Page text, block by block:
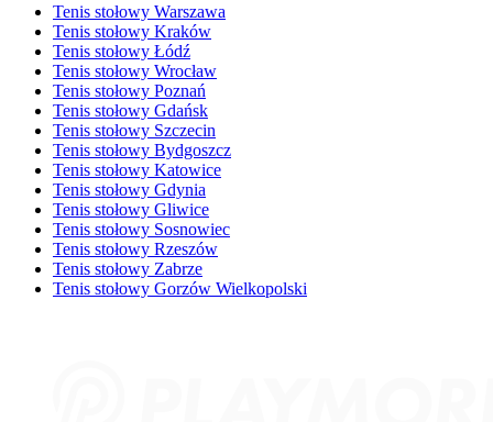
Tenis stołowy Warszawa
Tenis stołowy Kraków
Tenis stołowy Łódź
Tenis stołowy Wrocław
Tenis stołowy Poznań
Tenis stołowy Gdańsk
Tenis stołowy Szczecin
Tenis stołowy Bydgoszcz
Tenis stołowy Katowice
Tenis stołowy Gdynia
Tenis stołowy Gliwice
Tenis stołowy Sosnowiec
Tenis stołowy Rzeszów
Tenis stołowy Zabrze
Tenis stołowy Gorzów Wielkopolski